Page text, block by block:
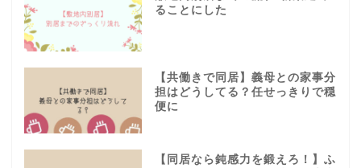
ることにした
【共働きで同居】義母との家事分
担はどうしてる？任せっきりで穏
便に
【同居なら鈍感力を鍛えろ！】ふ